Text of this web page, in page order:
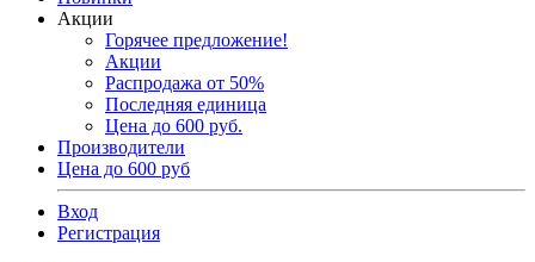
Акции
Горячее предложение!
Акции
Распродажа от 50%
Последняя единица
Цена до 600 руб.
Производители
Цена до 600 руб
Вход
Регистрация